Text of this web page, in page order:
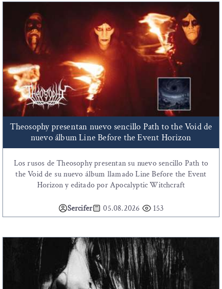
Theosophy presentan nuevo sencillo Path to the Void de
nuevo álbum Line Before the Event Horizon
Los rusos de Theosophy presentan su nuevo sencillo Path to
the Void de su nuevo álbum llamado Line Before the Event
Horizon y editado por Apocalyptic Witchcraft
Sercifer 05.08.2026 153